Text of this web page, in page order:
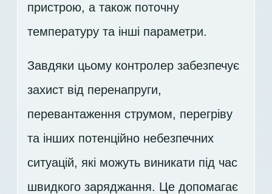
пристрою, а також поточну
температуру та інші параметри.
Завдяки цьому контролер забезпечує
захист від перенапруги,
перевантаження струмом, перегріву
та інших потенційно небезпечних
ситуацій, які можуть виникати під час
швидкого заряджання. Це допомагає